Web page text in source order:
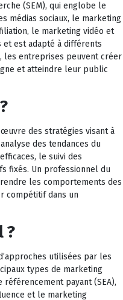
(SEM), qui englobe le
médias sociaux, le marketing
le marketing vidéo et
et est adapté à différents
les entreprises peuvent créer
et atteindre leur public
des stratégies visant à
des tendances du
le suivi des
fixés. Un professionnel du
les comportements des
compétitif dans un
?
utilisées par les
types de marketing
payant (SEA),
et le marketing